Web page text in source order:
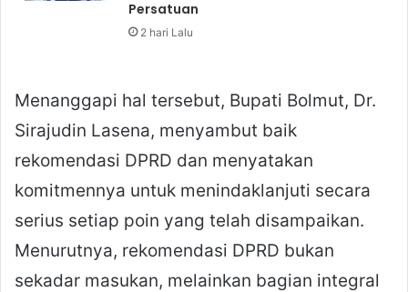
Persatuan
2 hari Lalu
Menanggapi hal tersebut, Bupati Bolmut, Dr.
Sirajudin Lasena, menyambut baik
rekomendasi DPRD dan menyatakan
komitmennya untuk menindaklanjuti secara
serius setiap poin yang telah disampaikan.
Menurutnya, rekomendasi DPRD bukan
sekadar masukan, melainkan bagian integral